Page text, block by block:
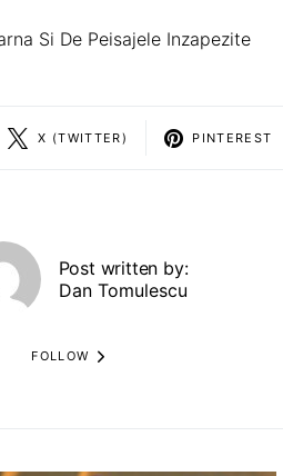
Si De Peisajele Inzapezite
X (TWITTER) PINTEREST
Post written by:
Dan Tomulescu
FOLLOW